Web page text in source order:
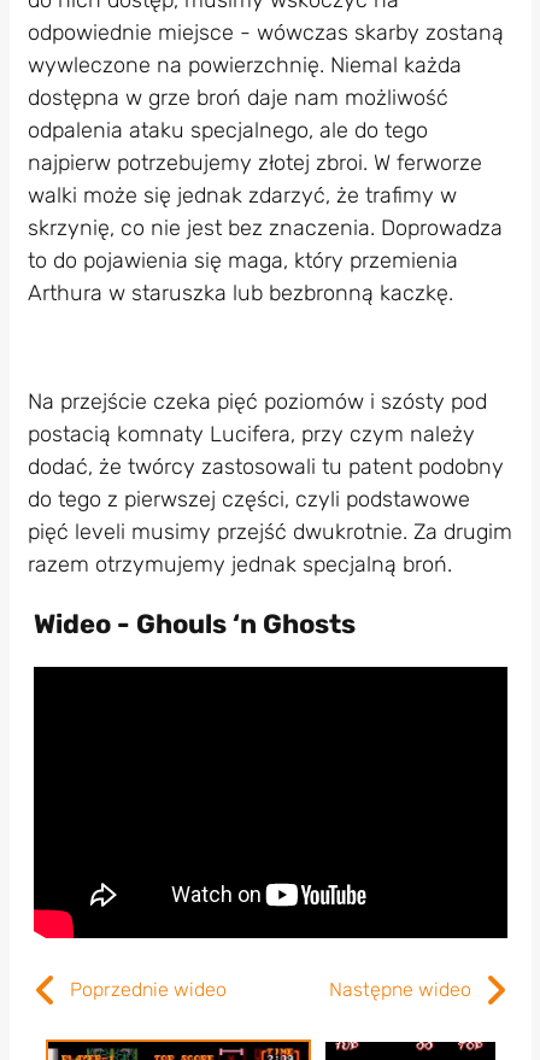
odpowiednie miejsce - wówczas skarby zostaną
wywleczone na powierzchnię. Niemal każda
dostępna w grze broń daje nam możliwość
odpalenia ataku specjalnego, ale do tego
najpierw potrzebujemy złotej zbroi. W ferworze
walki może się jednak zdarzyć, że trafimy w
skrzynię, co nie jest bez znaczenia. Doprowadza
to do pojawienia się maga, który przemienia
Arthura w staruszka lub bezbronną kaczkę.
Na przejście czeka pięć poziomów i szósty pod
postacią komnaty Lucifera, przy czym należy
dodać, że twórcy zastosowali tu patent podobny
do tego z pierwszej części, czyli podstawowe
pięć leveli musimy przejść dwukrotnie. Za drugim
razem otrzymujemy jednak specjalną broń.
Wideo - Ghouls ‘n Ghosts
Poprzednie wideo Następne wideo